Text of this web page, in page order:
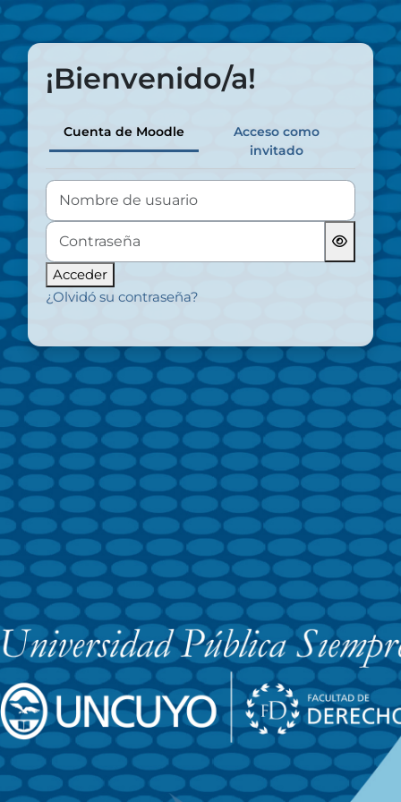
Salta al contenido principal
¡Bienvenido/a!
Cuenta de Moodle
Acceso como
invitado
Nombre de usuario
Contraseña
Acceder
¿Olvidó su contraseña?